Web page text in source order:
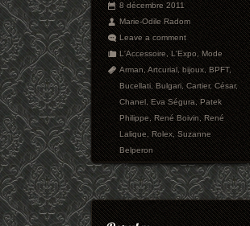
8 décembre 2011
Marie-Odile Radom
Leave a comment
L'Accessoire,L'Expo,Mode
Arman,Artcurial,bijoux,BPFT,
Bucellati,Bulgari,Cartier,César,
Chanel,Eva Ségura,Patek
Philippe,René Boivin,René
Lalique,Rolex,Suzanne
Belperon